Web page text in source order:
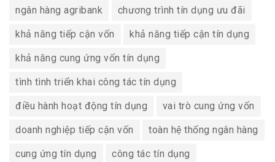
ngân hàng agribank chương trình tín dụng ưu đãi
khả năng tiếp cận vốn khả năng tiếp cận tín dụng
khả năng cung ứng vốn tín dụng
tình tình triển khai công tác tín dụng
điều hành hoạt động tín dụng vai trò cung ứng vốn
doanh nghiệp tiếp cận vốn toàn hệ thống ngân hàng
cung ứng tín dụng công tác tín dụng